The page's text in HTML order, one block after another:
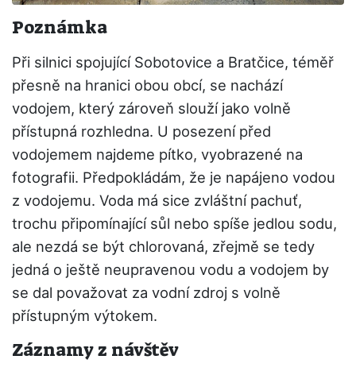
Poznámka
Při silnici spojující Sobotovice a Bratčice, téměř
přesně na hranici obou obcí, se nachází
vodojem, který zároveň slouží jako volně
přístupná rozhledna. U posezení před
vodojemem najdeme pítko, vyobrazené na
fotografii. Předpokládám, že je napájeno vodou
z vodojemu. Voda má sice zvláštní pachuť,
trochu připomínající sůl nebo spíše jedlou sodu,
ale nezdá se být chlorovaná, zřejmě se tedy
jedná o ještě neupravenou vodu a vodojem by
se dal považovat za vodní zdroj s volně
přístupným výtokem.
Záznamy z návštěv